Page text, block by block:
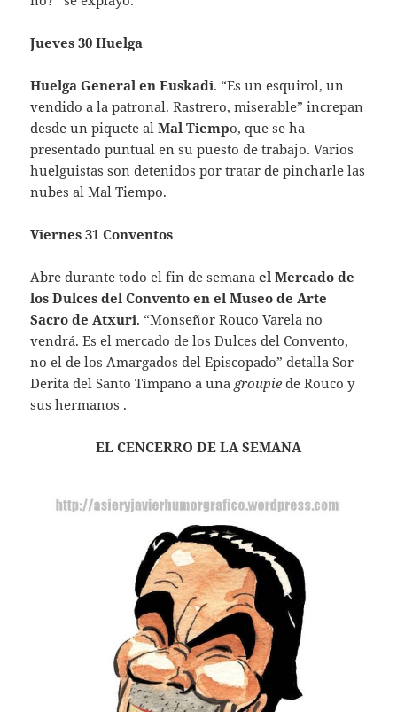
Jueves 30 Huelga
Huelga General en Euskadi. “Es un esquirol, un
vendido a la patronal. Rastrero, miserable” increpan
desde un piquete alMal Tiempo, que se ha
presentado puntual en su puesto de trabajo. Varios
huelguistas son detenidos por tratar de pincharle las
nubes al Mal Tiempo.
Viernes 31 Conventos
Abre durante todo el fin de semanael Mercado de
los Dulces del Convento en el Museo de Arte
Sacro de Atxuri. “Monseñor Rouco Varela no
vendrá. Es el mercado de los Dulces del Convento,
no el de los Amargados del Episcopado” detalla Sor
Derita del Santo Tímpano a una groupiede Rouco y
sus hermanos .
EL CENCERRO DE LA SEMANA